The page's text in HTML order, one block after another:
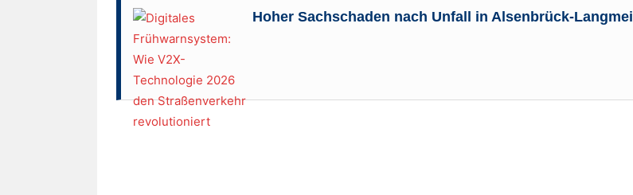
Hoher Sachschaden nach Unfall in Alsenbrück-Langmeil